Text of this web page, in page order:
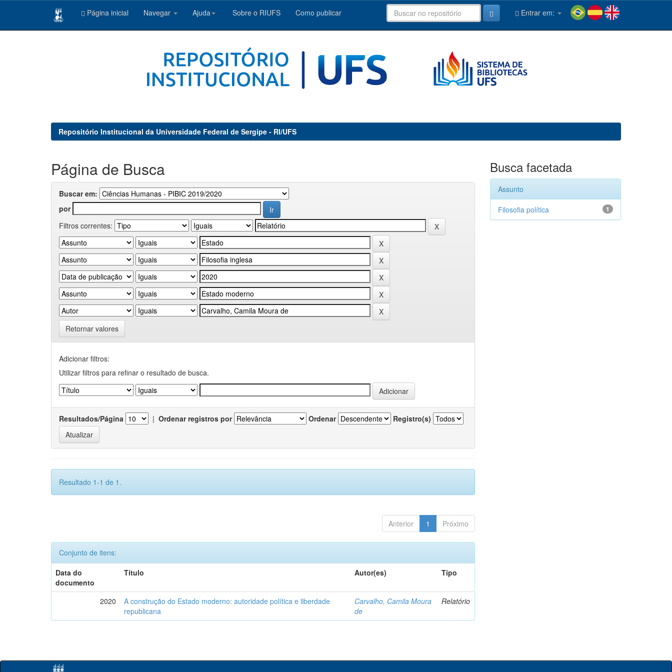
Página inicial Navegar Ajuda Sobre o RIUFS Como publicar Entrar em:
Repositório Institucional da Universidade Federal de Sergipe - RI/UFS
Página de Busca
Buscar em:
por
Filtros correntes:
Retornar valores
Adicionar filtros:
Utilizar filtros para refinar o resultado de busca.
Resultados/Página | Ordenar registros por Ordenar Registro(s)
Resultado 1-1 de 1.
Anterior 1 Próximo
Conjunto de itens:
Data do
documento
Título Autor(es) Tipo
2020
A construção do Estado moderno: autoridade política e liberdade
republicana
Carvalho, Camila Moura
de
Relatório
Busca facetada
Assunto
1
Filosofia política